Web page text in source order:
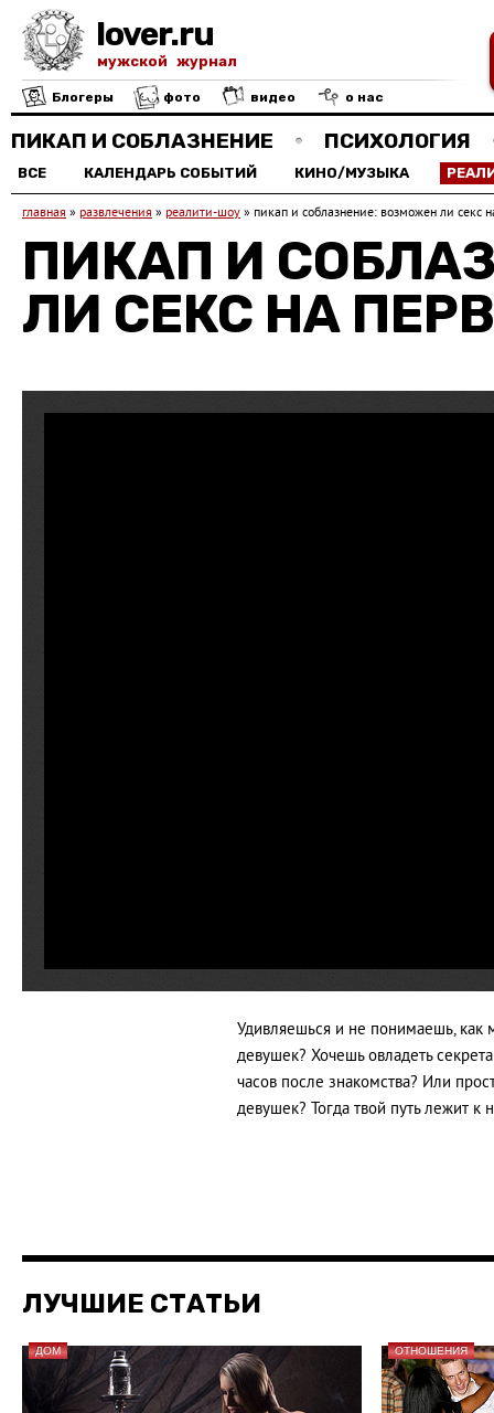
lover.ru
мужской журнал
Блогеры фото видео о нас
ПИКАП И СОБЛАЗНЕНИЕ ПСИХОЛОГИЯ
ВСЕ КАЛЕНДАРЬ СОБЫТИЙ КИНО/МУЗЫКА
главная » развлечения » реалити-шоу » пикап и соблазнение: возможен ли секс
ПИКАП И
ЛИ СЕКС НА
Удивляешься и не понимаешь, как
девушек? Хочешь овладеть
часов после знакомства? Или
девушек? Тогда твой путь лежит к
ЛУЧШИЕ СТАТЬИ
ДОМ ОТНОШЕНИЯ